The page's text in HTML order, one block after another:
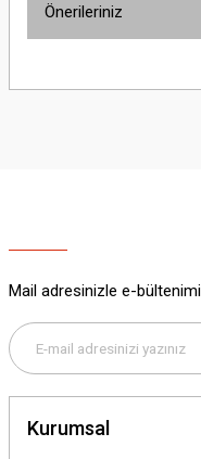
Önerileriniz
yetersiz gördüğünüz
Bu ürüne benzer farklı
Mail adresinizle e-
Kurumsal